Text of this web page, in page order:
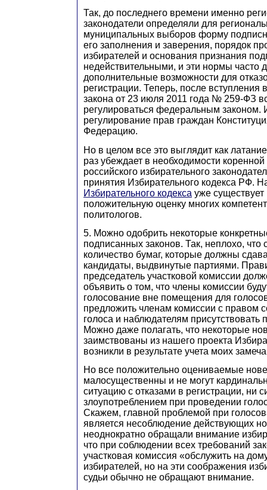
Так, до последнего времени именно
законодатели определяли для
муниципальных выборов форму
его заполнения и заверения, порядок
избирателей и основания признания
недействительными, и эти нормы часто
дополнительные возможности для
регистрации. Теперь, после вступления
закона от 23 июля 2011 года № 259-ФЗ
регулироваться федеральным законом.
регулирование прав граждан
Федерацию.
Но в целом все это выглядит как
раз убеждает в необходимости
российского избирательного
принятия Избирательного кодекса РФ.
Избирательного кодекса уже существует
положительную оценку многих
политологов.
5. Можно одобрить некоторые
подписанных законов. Так, неплохо, что
количество бумаг, которые должны
кандидаты, выдвинутые партиями.
председатель участковой комиссии
объявить о том, что члены комиссии
голосование вне помещения для
предложить членам комиссии с правом
голоса и наблюдателям присутствовать
Можно даже полагать, что некоторые
заимствованы из нашего проекта
возникли в результате учета моих
Но все положительно оцениваемые
малосущественны и не могут
ситуацию с отказами в регистрации, ни
злоупотреблением при проведении
Скажем, главной проблемой при
является несоблюдение действующих
неоднократно обращали внимание
что при соблюдении всех требований
участковая комиссия «обслужить на
избирателей, но на эти соображения
судьи обычно не обращают внимание.